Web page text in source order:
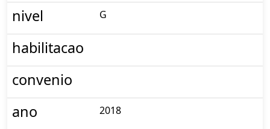
nivel G
habilitacao
convenio
ano
2018